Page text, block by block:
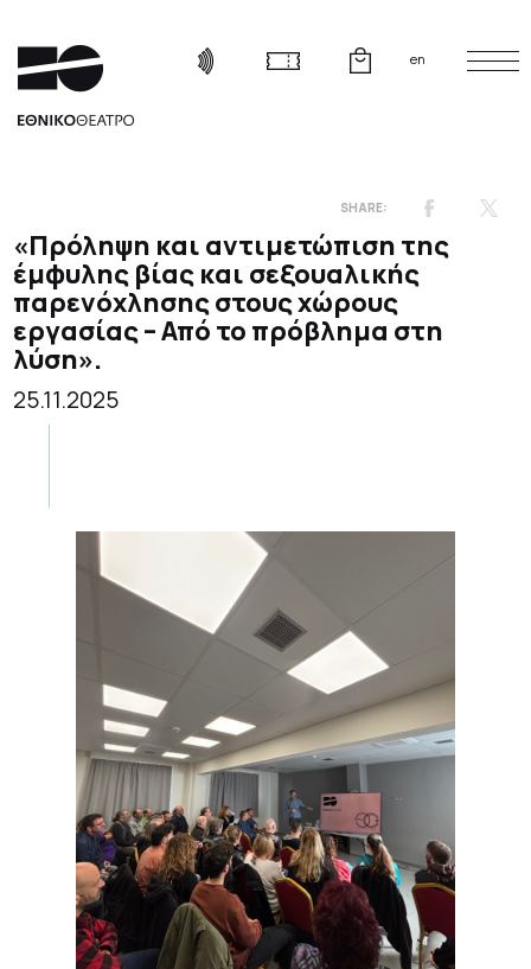
en
«Πρόληψη και αντιμετώπιση της
έμφυλης βίας και σεξουαλικής
παρενόχλησης στους χώρους
εργασίας – Από το πρόβλημα στη
λύση».
25.11.2025